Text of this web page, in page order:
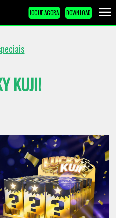
JOGUE AGORA DOWNLOAD
KUJI!